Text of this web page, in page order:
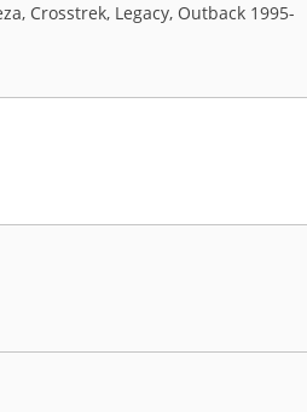
Crosstrek, Legacy, Outback 1995-